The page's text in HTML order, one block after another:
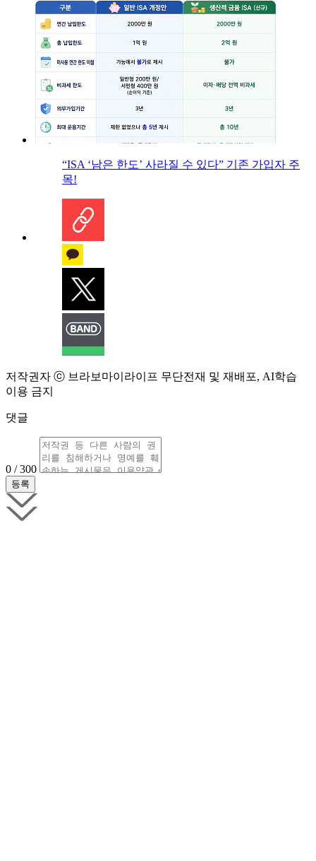
“ISA ‘남은 한도’ 사라질 수 있다” 기존 가입자 주
목!
저작권자 ⓒ 브라보마이라이프 무단전재 및 재배포, AI학습
이용 금지
댓글
0 / 300